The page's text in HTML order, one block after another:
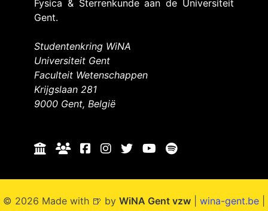
Fysica & Sterrenkunde aan de Universiteit
Gent.
Studentenkring WiNA
Universiteit Gent
Faculteit Wetenschappen
Krijgslaan 281
9000 Gent, België
© 2026 Made with 🍺 by WiNA Gent vzw wina-gent.be